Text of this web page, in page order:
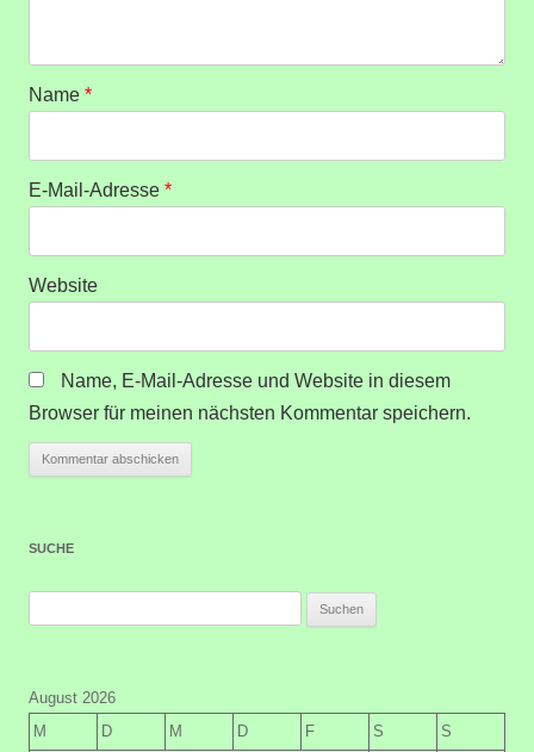
Name *
E-Mail-Adresse *
Website
Name, E-Mail-Adresse und Website in diesem
Browser für meinen nächsten Kommentar speichern.
SUCHE
August 2026
M
D M D F S S